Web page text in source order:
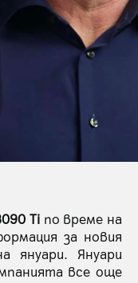
Tiпо време на
за новия
януари. Януари
все още